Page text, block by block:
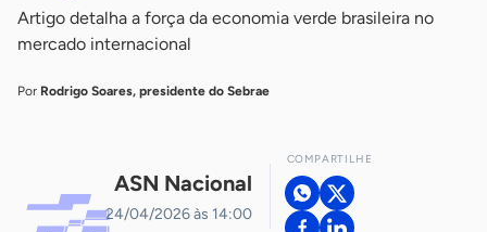
Artigo detalha a força da economia verde brasileira no
mercado internacional
Por Rodrigo Soares, presidente do Sebrae
ASN Nacional
24/04/2026 às 14:00
COMPARTILHE